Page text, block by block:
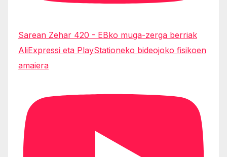
Sarean Zehar 420 - EBko muga-zerga berriak
AliExpressi eta PlayStationeko bideojoko fisikoen
amaiera